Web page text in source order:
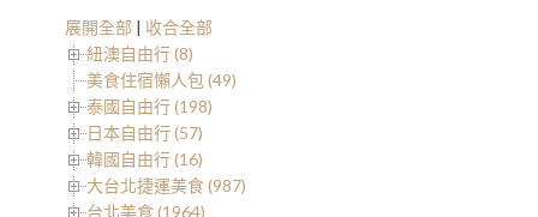
展開全部 | 收合全部
紐澳自由行 (8)
美食住宿懶人包 (49)
泰國自由行 (198)
日本自由行 (57)
韓國自由行 (16)
大台北捷運美食 (987)
台北美食 (1964)